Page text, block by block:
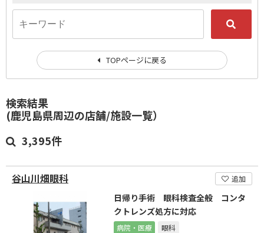
検索結果
(鹿児島県周辺の店舗/施設一覧）
3,395件
谷山川畑眼科 追加
日帰り手術 眼科検査全般 コンタ
クトレンズ処方に対応
病院・医療 眼科
TOPページに戻る